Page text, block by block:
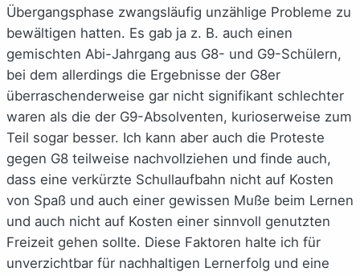
Übergangsphase zwangsläufig unzählige Probleme zu
bewältigen hatten. Es gab ja z. B. auch einen
gemischten Abi-Jahrgang aus G8- und G9-Schülern,
bei dem allerdings die Ergebnisse der G8er
überraschenderweise gar nicht signifikant schlechter
waren als die der G9-Absolventen, kurioserweise zum
Teil sogar besser. Ich kann aber auch die Proteste
gegen G8 teilweise nachvollziehen und finde auch,
dass eine verkürzte Schullaufbahn nicht auf Kosten
von Spaß und auch einer gewissen Muße beim Lernen
und auch nicht auf Kosten einer sinnvoll genutzten
Freizeit gehen sollte. Diese Faktoren halte ich für
unverzichtbar für nachhaltigen Lernerfolg und eine